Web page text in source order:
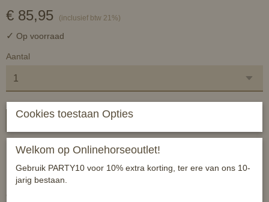
€ 85,95 (inclusief btw 21%)
✓ Op voorraad
Aantal
In winkelwagen
Bareback pad zadeltje gevoerd teddy mink.
Bovenzijde is een ruwe geweven stof
Cookies toestaan Opties
Welkom op Onlinehorseoutlet!
Gebruik PARTY10 voor 10% extra korting, ter ere van ons 10-
jarig bestaan.